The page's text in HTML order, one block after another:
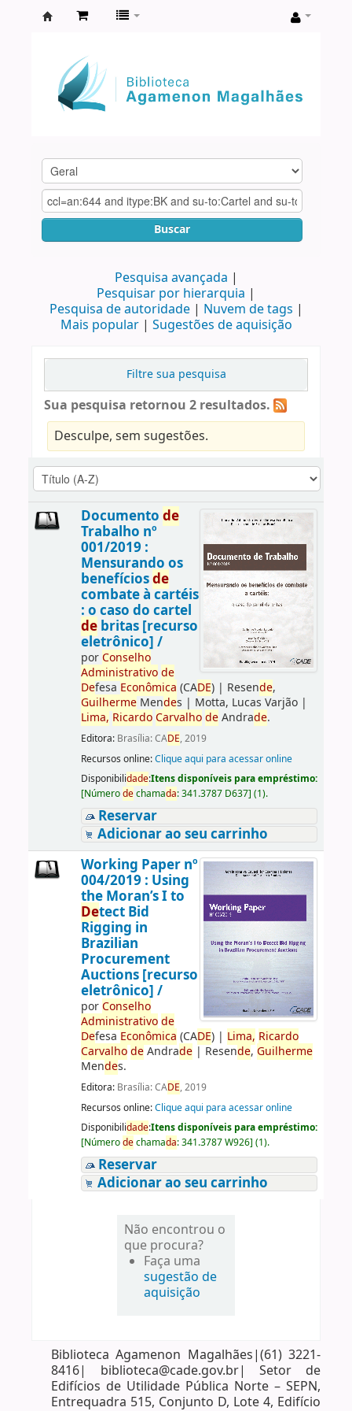
Agamenon
Magalhães
Buscar
Pesquisa avançada
Pesquisar por hierarquia
Pesquisa de autoridade
Nuvem de tags
Mais popular
Sugestões de aquisição
Filtre sua pesquisa
Sua pesquisa retornou 2 resultados.
Desculpe, sem sugestões.
Documento de
Trabalho nº
001/2019 :
Mensurando os
benefíciosde
combate à cartéis
: o caso do cartel
debritas [recurso
eletrônico] /
porConselho
Administrativo de
Defesa Econômica (CADE)| Resende,
GuilhermeMendes | Motta, Lucas Varjão|
Lima, Ricardo Carvalho deAndrade.
Editora: Brasília: CADE, 2019
Recursos online:Clique aqui para acessar online
Disponibilidade:Itens disponíveis para empréstimo:
[Númerodechamada:341.3787 D637] (1).
Reservar
Adicionar ao seu carrinho
Working Paper nº
004/2019 : Using
the Moran’s I to
Detect Bid
Rigging in
Brazilian
Procurement
Auctions [recurso
eletrônico] /
porConselho
Administrativo de
Defesa Econômica (CADE)| Lima, Ricardo
Carvalho deAndrade| Resende, Guilherme
Mendes.
Editora: Brasília: CADE, 2019
Recursos online:Clique aqui para acessar online
Disponibilidade:Itens disponíveis para empréstimo:
[Númerodechamada:341.3787 W926] (1).
Reservar
Adicionar ao seu carrinho
Não encontrou o
que procura?
Faça uma
sugestão de
aquisição
Biblioteca Agamenon Magalhães|(61) 3221-
8416| biblioteca@cade.gov.br| Setor de
Edifícios de Utilidade Pública Norte – SEPN,
Entrequadra 515, Conjunto D, Lote 4, Edifício